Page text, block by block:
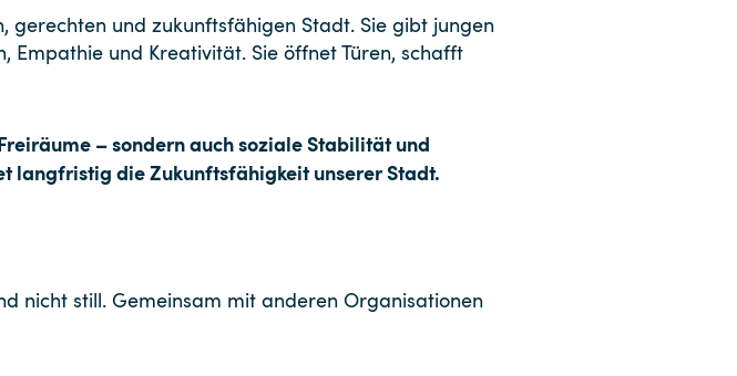
gerechten und zukunftsfähigen Stadt. Sie gibt jungen
Empathie und Kreativität. Sie öffnet Türen, schafft
– sondern auch soziale Stabilität und
langfristig die Zukunftsfähigkeit unserer Stadt.
nicht still. Gemeinsam mit anderen Organisationen